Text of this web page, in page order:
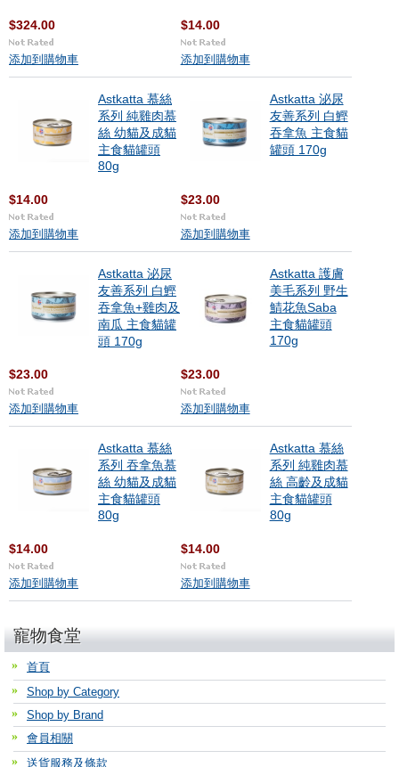
$324.00
添加到購物車
$14.00
添加到購物車
Astkatta 慕絲
系列 純雞肉慕
絲 幼貓及成貓
主食貓罐頭
80g
$14.00
添加到購物車
Astkatta 泌尿
友善系列 白鰹
吞拿魚 主食貓
罐頭 170g
$23.00
添加到購物車
Astkatta 泌尿
友善系列 白鰹
吞拿魚+雞肉及
南瓜 主食貓罐
頭 170g
$23.00
添加到購物車
Astkatta 護膚
美毛系列 野生
鯖花魚Saba
主食貓罐頭
170g
$23.00
添加到購物車
Astkatta 慕絲
系列 吞拿魚慕
絲 幼貓及成貓
主食貓罐頭
80g
$14.00
添加到購物車
Astkatta 慕絲
系列 純雞肉慕
絲 高齡及成貓
主食貓罐頭
80g
$14.00
添加到購物車
寵物食堂
首頁
Shop by Category
Shop by Brand
會員相關
送貨服務及條款